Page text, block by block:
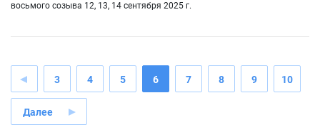
восьмого созыва 12, 13, 14 сентября 2025 г.
3 4 5 6 7 8 9 10
Далее